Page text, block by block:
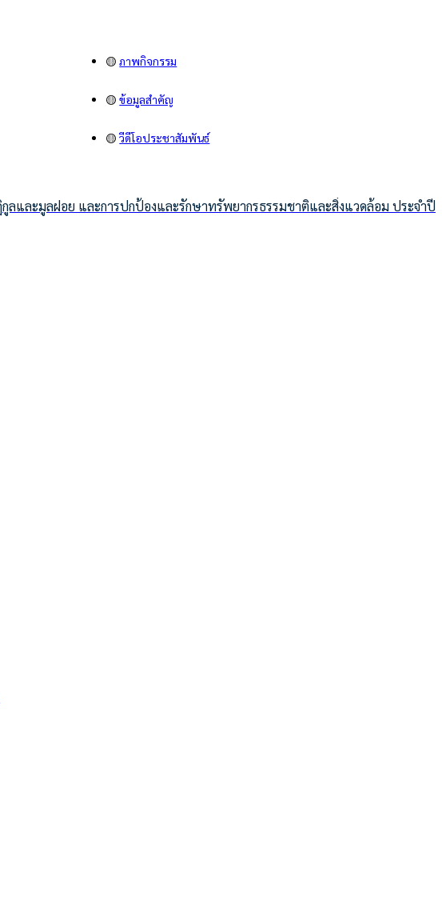
🟡ภาพกิจกรรม
🟡ข้อมูลสำคัญ
🟡วีดีโอประชาสัมพันธ์